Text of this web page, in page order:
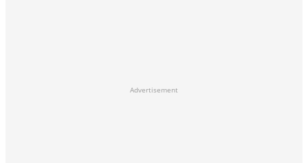
Advertisement